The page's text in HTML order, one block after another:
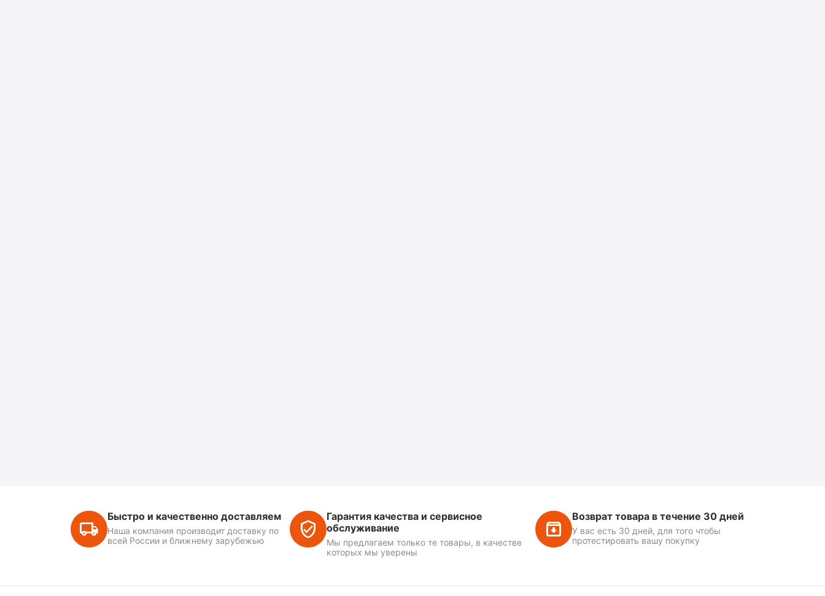
Быстро и качественно доставляем
Наша компания производит доставку по
всей России и ближнему зарубежью
Гарантия качества и сервисное
обслуживание
Мы предлагаем только те товары, в качестве
которых мы уверены
Возврат товара в течение 30 дней
У вас есть 30 дней, для того чтобы
протестировать вашу покупку